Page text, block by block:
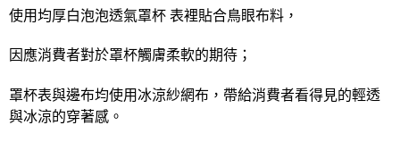
使用均厚白泡泡透氣罩杯 表裡貼合鳥眼布料，
因應消費者對於罩杯觸膚柔軟的期待；
罩杯表與邊布均使用冰涼紗網布，帶給消費者看得見的輕透
與冰涼的穿著感。